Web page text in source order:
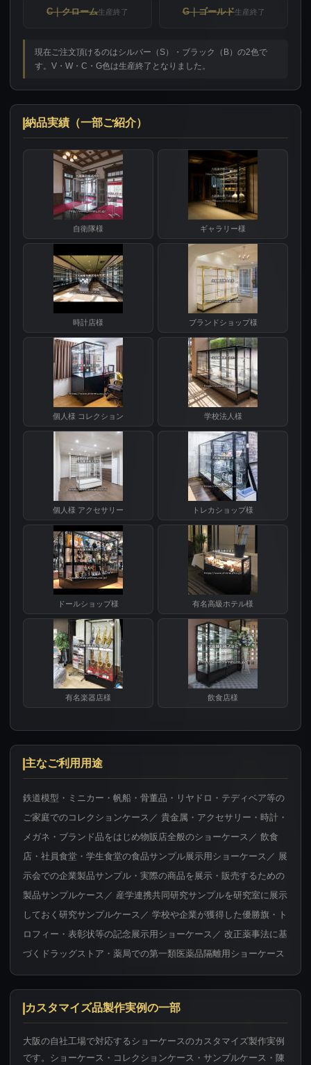
C｜クローム生産終了 G｜ゴールド生産終了
現在ご注文頂けるのはシルバー（S）・ブラック（B）の2色で
す。V・W・C・G色は生産終了となりました。
納品実績（一部ご紹介）
自衛隊様 ギャラリー様
時計店様 ブランドショップ様
個人様 コレクション 学校法人様
個人様 アクセサリー トレカショップ様
ドールショップ様 有名高級ホテル様
有名楽器店様 飲食店様
主なご利用用途
鉄道模型・ミニカー・帆船・骨董品・リヤドロ・テディベア等の
ご家庭でのコレクションケース／ 貴金属・アクセサリー・時計・
メガネ・ブランド品をはじめ物販店全般のショーケース／ 飲食
店・社員食堂・学生食堂の食品サンプル展示用ショーケース／ 展
示会での企業製品サンプル・実際の商品を展示・販売するための
製品サンプルケース／ 産学連携共同研究サンプルを研究室に展示
しておく研究サンプルケース／ 学校や企業が獲得した優勝旗・ト
ロフィー・表彰状等の記念展示用ショーケース／ 改正薬事法に基
づくドラッグストア・薬局での第一類医薬品隔離用ショーケース
カスタマイズ品製作実例の一部
大阪の自社工場で対応するショーケースのカスタマイズ製作実例
です。ショーケース・コレクションケース・サンプルケース・陳